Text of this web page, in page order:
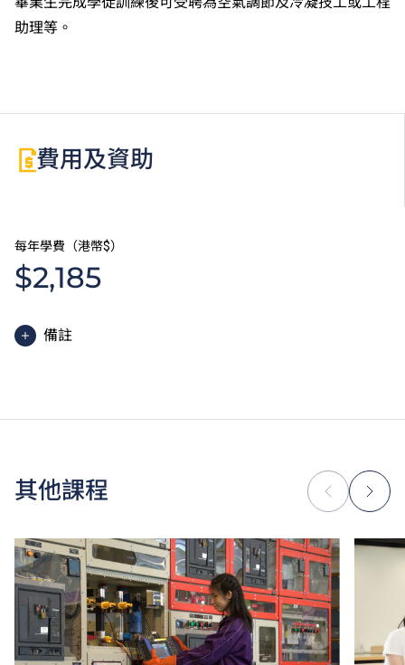
助理等。
費用及資助
每年學費（港幣$）
$2,185
備註
付所需費用。
其他課程